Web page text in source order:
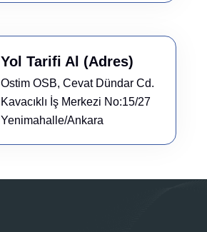
Yol Tarifi Al (Adres)
Ostim OSB, Cevat Dündar Cd.
Kavacıklı İş Merkezi No:15/27
Yenimahalle/Ankara